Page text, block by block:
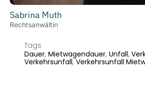
Sabrina Muth
Rechtsanwältin
Tags
Dauer, Mietwagendauer, Unfall,
Verkehrsunfall, Verkehrsunfall